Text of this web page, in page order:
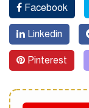
Facebook
Linkedin
Pinterest